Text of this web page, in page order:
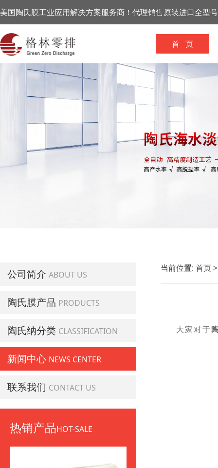
美国陶氏膜工业应用解决方案服务商！代理销售原装进口全型
首 页
公司简介 ABOUT US
陶氏膜产品 PRODUCTS
陶氏纳分类 CLASSIFICATION
新闻中心 NEWS CENTER
联系我们 CONTACT US
热销产品HOT-SALE
当前位置: 首页
大家对于